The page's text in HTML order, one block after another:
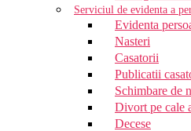
Serviciul de evidenta a
Evidenta
Nasteri
Casatorii
Publicatii
Schimbare de
Divort pe cale
Decese